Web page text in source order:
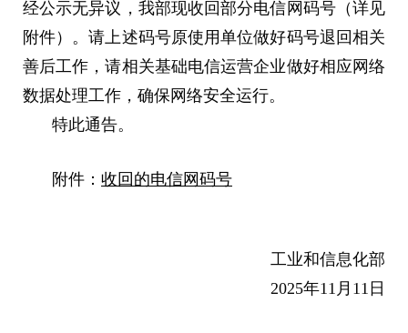
经公示无异议，我部现收回部分电信网码号（详见
附件）。请上述码号原使用单位做好码号退回相关
善后工作，请相关基础电信运营企业做好相应网络
数据处理工作，确保网络安全运行。
特此通告。
附件： 收回的电信网码号
工业和信息化部
2025年11月11日